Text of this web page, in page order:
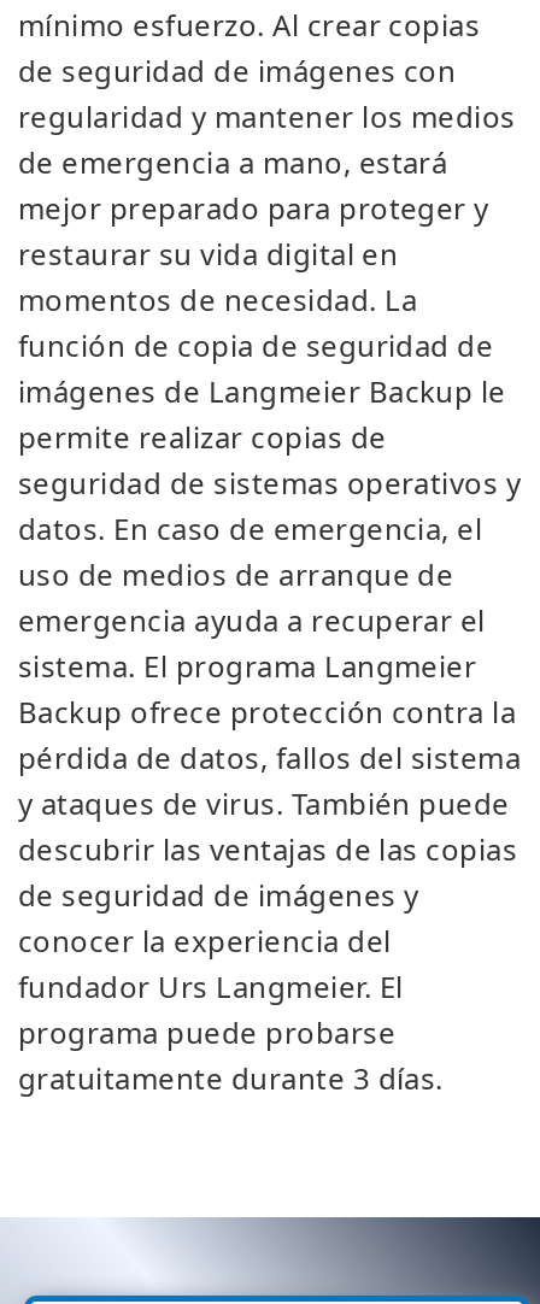
mínimo esfuerzo. Al crear copias
de seguridad de imágenes con
regularidad y mantener los medios
de emergencia a mano, estará
mejor preparado para proteger y
restaurar su vida digital en
momentos de necesidad. La
función de copia de seguridad de
imágenes de Langmeier Backup le
permite realizar copias de
seguridad de sistemas operativos y
datos. En caso de emergencia, el
uso de medios de arranque de
emergencia ayuda a recuperar el
sistema. El programa Langmeier
Backup ofrece protección contra la
pérdida de datos, fallos del sistema
y ataques de virus. También puede
descubrir las ventajas de las copias
de seguridad de imágenes y
conocer la experiencia del
fundador Urs Langmeier. El
programa puede probarse
gratuitamente durante 3 días.